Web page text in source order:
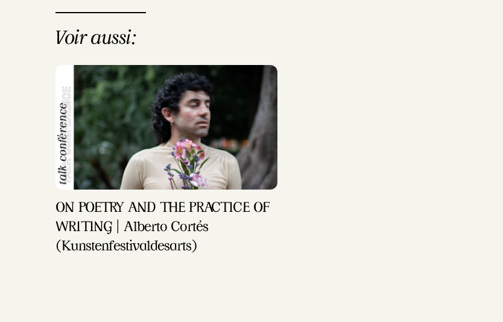
Voir aussi:
ON POETRY AND THE PRACTICE OF
WRITING | Alberto Cortés
(Kunstenfestivaldesarts)